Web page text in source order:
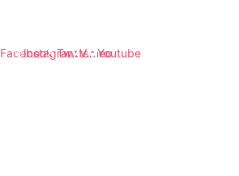
Facebook
Instagram
TwitterVimeoYoutube